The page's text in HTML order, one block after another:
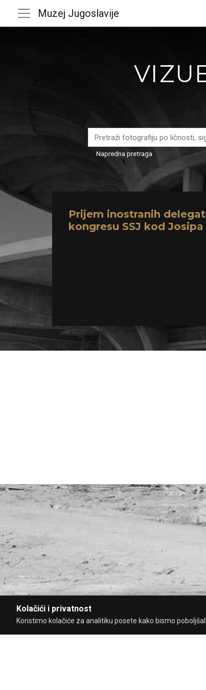
Muzej Jugoslavije
Napredna pretraga
Prijem inostranih
kongresu SSJ kod
Kolačići i privatnost
Koristimo kolačiće za analitiku posete kako bismo